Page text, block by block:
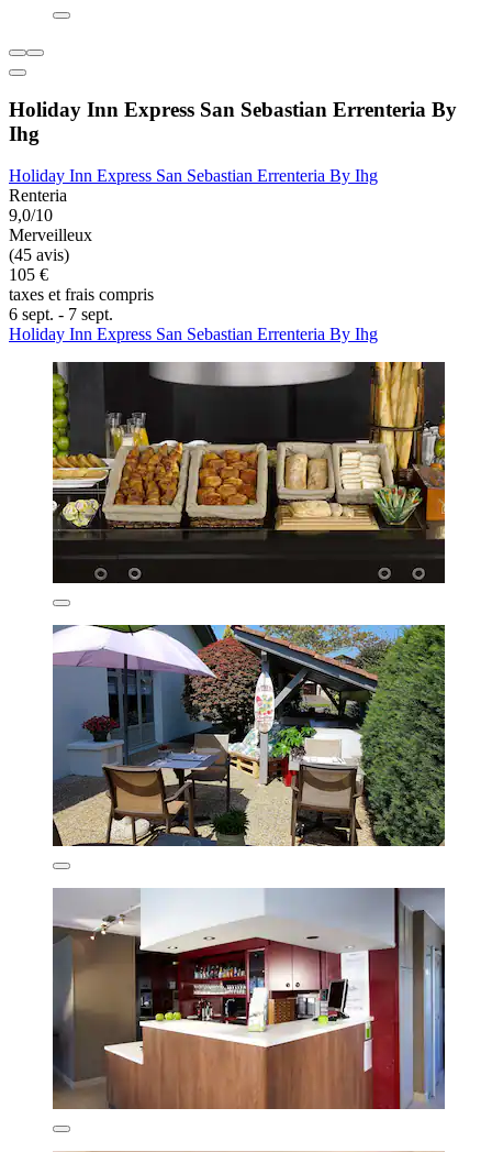
Holiday Inn Express San Sebastian Errenteria By
Ihg
Holiday Inn Express San Sebastian Errenteria By Ihg
Renteria
9,0/10
Merveilleux
(45 avis)
105 €
taxes et frais compris
6 sept. - 7 sept.
Holiday Inn Express San Sebastian Errenteria By Ihg